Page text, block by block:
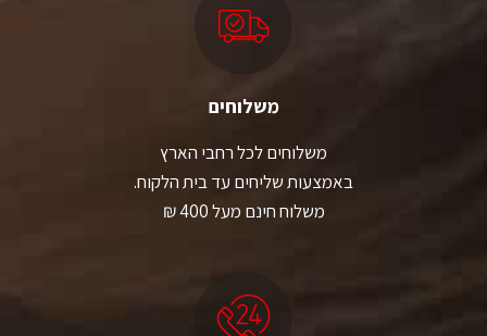
משלוחים
משלוחים לכל רחבי הארץ
באמצעות שליחים עד בית הלקוח.
משלוח חינם מעל 400 ₪